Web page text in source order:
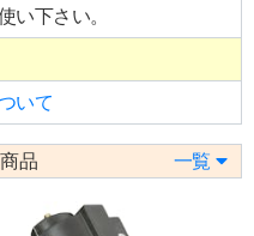
い下さい。
いて
品 一覧